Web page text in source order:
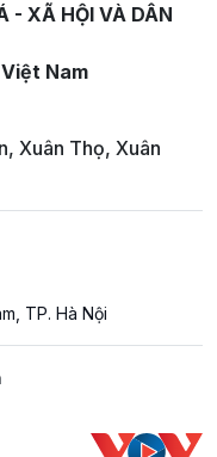
- XÃ HỘI VÀ DÂN
Nam
Xuân Thọ, Xuân
TP. Hà Nội